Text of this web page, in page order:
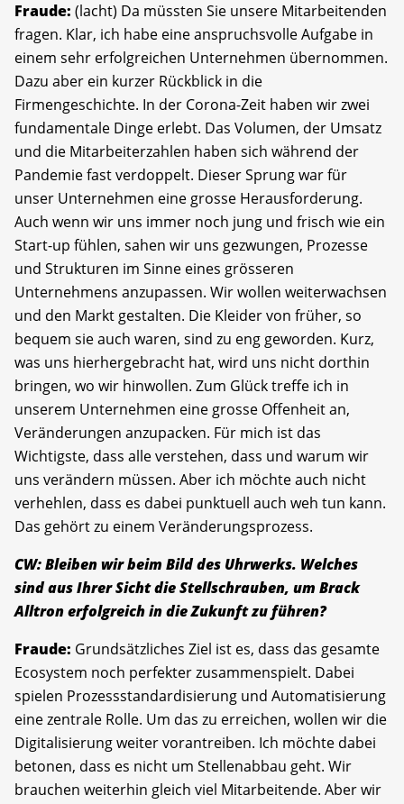
Fraude: (lacht) Da müssten Sie unsere Mitarbeitenden
fragen. Klar, ich habe eine anspruchsvolle Aufgabe in
einem sehr erfolgreichen Unternehmen übernommen.
Dazu aber ein kurzer Rückblick in die
Firmengeschichte. In der Corona-Zeit haben wir zwei
fundamentale Dinge erlebt. Das Volumen, der Umsatz
und die Mitarbeiterzahlen haben sich während der
Pandemie fast verdoppelt. Dieser Sprung war für
unser Unternehmen eine grosse Herausforderung.
Auch wenn wir uns immer noch jung und frisch wie ein
Start-up fühlen, sahen wir uns gezwungen, Prozesse
und Strukturen im Sinne eines grösseren
Unternehmens anzupassen. Wir wollen weiterwachsen
und den Markt gestalten. Die Kleider von früher, so
bequem sie auch waren, sind zu eng geworden. Kurz,
was uns hierhergebracht hat, wird uns nicht dorthin
bringen, wo wir hinwollen. Zum Glück treffe ich in
unserem Unternehmen eine grosse Offenheit an,
Veränderungen anzupacken. Für mich ist das
Wichtigste, dass alle verstehen, dass und warum wir
uns verändern müssen. Aber ich möchte auch nicht
verhehlen, dass es dabei punktuell auch weh tun kann.
Das gehört zu einem Veränderungsprozess.
CW: Bleiben wir beim Bild des Uhrwerks. Welches
sind aus Ihrer Sicht die Stellschrauben, um Brack
Alltron erfolgreich in die Zukunft zu führen?
Fraude: Grundsätzliches Ziel ist es, dass das gesamte
Ecosystem noch perfekter zusammenspielt. Dabei
spielen Prozessstandardisierung und Automatisierung
eine zentrale Rolle. Um das zu erreichen, wollen wir die
Digitalisierung weiter vorantreiben. Ich möchte dabei
betonen, dass es nicht um Stellenabbau geht. Wir
brauchen weiterhin gleich viel Mitarbeitende. Aber wir